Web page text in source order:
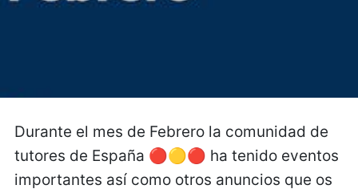
Durante el mes de Febrero la comunidad de
tutores de España 🔴🟡🔴 ha tenido eventos
importantes así como otros anuncios que os